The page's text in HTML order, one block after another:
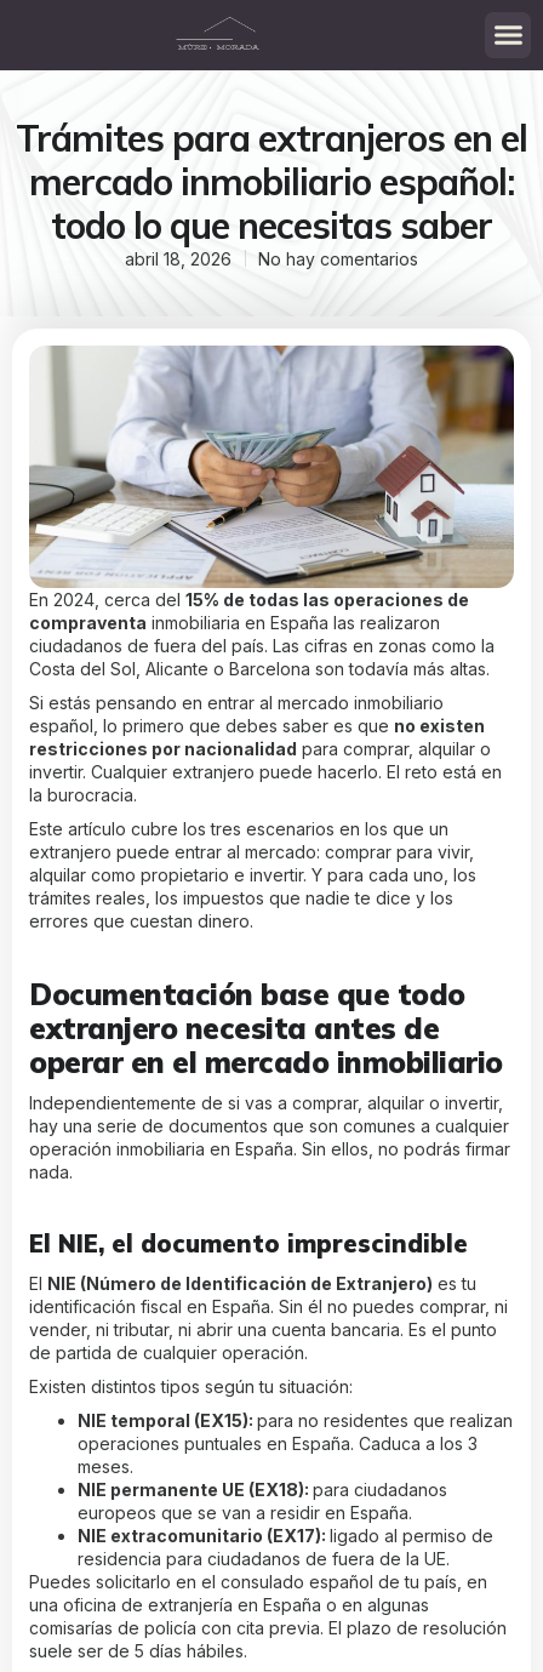
Trámites para extranjeros en el
mercado inmobiliario español:
todo lo que necesitas saber
abril 18, 2026 No hay comentarios
En 2024, cerca del 15% de todas las operaciones de
compraventa inmobiliaria en España las realizaron
ciudadanos de fuera del país. Las cifras en zonas como la
Costa del Sol, Alicante o Barcelona son todavía más altas.
Si estás pensando en entrar al mercado inmobiliario
español, lo primero que debes saber es que no existen
restricciones por nacionalidad para comprar, alquilar o
invertir. Cualquier extranjero puede hacerlo. El reto está en
la burocracia.
Este artículo cubre los tres escenarios en los que un
extranjero puede entrar al mercado: comprar para vivir,
alquilar como propietario e invertir. Y para cada uno, los
trámites reales, los impuestos que nadie te dice y los
errores que cuestan dinero.
Documentación base que todo
extranjero necesita antes de
operar en el mercado inmobiliario
Independientemente de si vas a comprar, alquilar o invertir,
hay una serie de documentos que son comunes a cualquier
operación inmobiliaria en España. Sin ellos, no podrás firmar
nada.
El NIE, el documento imprescindible
El NIE (Número de Identificación de Extranjero) es tu
identificación fiscal en España. Sin él no puedes comprar, ni
vender, ni tributar, ni abrir una cuenta bancaria. Es el punto
de partida de cualquier operación.
Existen distintos tipos según tu situación:
NIE temporal (EX15): para no residentes que realizan
operaciones puntuales en España. Caduca a los 3
meses.
NIE permanente UE (EX18): para ciudadanos
europeos que se van a residir en España.
NIE extracomunitario (EX17): ligado al permiso de
residencia para ciudadanos de fuera de la UE.
Puedes solicitarlo en el consulado español de tu país, en
una oficina de extranjería en España o en algunas
comisarías de policía con cita previa. El plazo de resolución
suele ser de 5 días hábiles.